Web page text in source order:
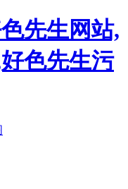
先生网站,
色先生污